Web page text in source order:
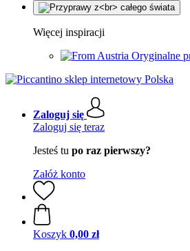
Więcej inspiracji
Oryginalne
Zaloguj się
Zaloguj się teraz
Jesteś tu po raz pierwszy?
Załóż konto
Koszyk 0,00 zł